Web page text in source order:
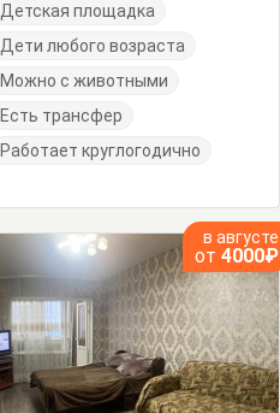
Детская площадка
Дети любого возраста
Можно с животными
Есть трансфер
Работает круглогодично
в августе
от 4000₽